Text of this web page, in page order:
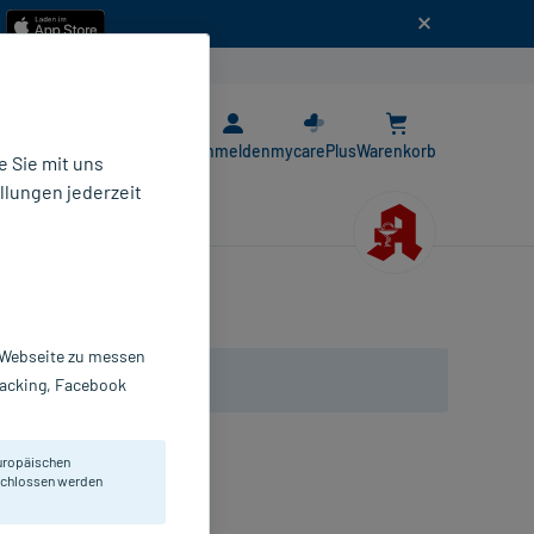
AnmeldenmycarePlusWarenkorb
Sie mit uns
jederzeit
zu messen
Facebook
werden